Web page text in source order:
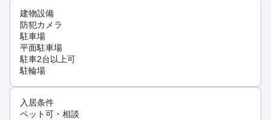
建物設備
防犯カメラ
駐車場
平面駐車場
駐車2台以上可
駐輪場
入居条件
ペット可・相談